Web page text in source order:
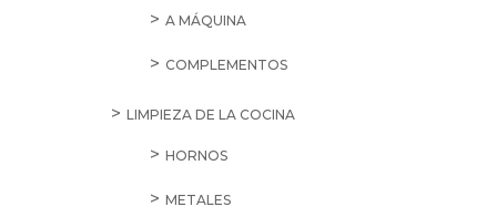
A MÁQUINA
COMPLEMENTOS
LIMPIEZA DE LA COCINA
HORNOS
METALES